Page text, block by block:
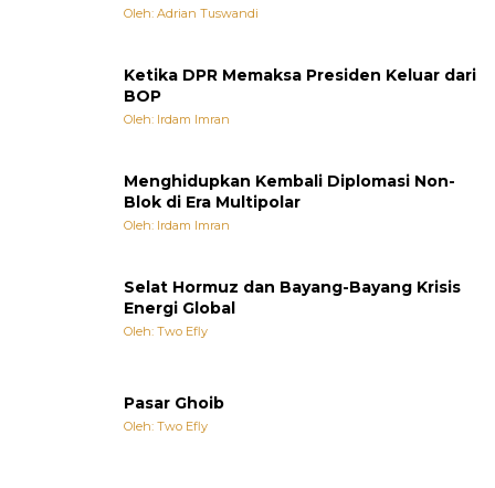
Oleh: Adrian Tuswandi
Ketika DPR Memaksa Presiden Keluar dari
BOP
Oleh: Irdam Imran
Menghidupkan Kembali Diplomasi Non-
Blok di Era Multipolar
Oleh: Irdam Imran
Selat Hormuz dan Bayang-Bayang Krisis
Energi Global
Oleh: Two Efly
Pasar Ghoib
Oleh: Two Efly